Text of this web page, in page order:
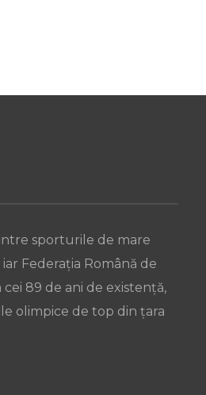
sporturile de mare
Federația Română de
89 de ani de existență,
olimpice de top din țara